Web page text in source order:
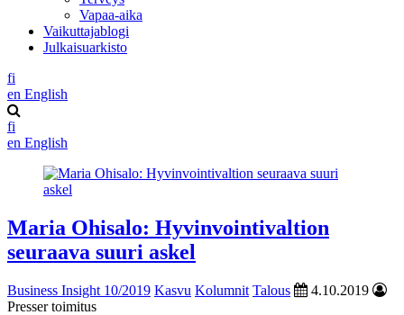
Vapaa-aika
Vaikuttajablogi
Julkaisuarkisto
fi
en English
fi
en English
Maria Ohisalo: Hyvinvointivaltion
seuraava suuri askel
Business Insight 10/2019 Kasvu Kolumnit Talous
4.10.2019
Presser toimitus